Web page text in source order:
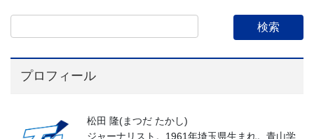
プロフィール
松田 隆(まつだ たかし)
ジャーナリスト。1961年埼玉県生まれ。青山学